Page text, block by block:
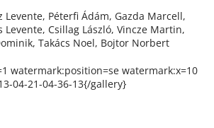
Levente, Péterfi Ádám, Gazda Marcell,
Levente, Csillag László, Vincze Martin,
Takács Noel, Bojtor Norbert
watermark:position=se watermark:x=10
04-21-04-36-13{/gallery}